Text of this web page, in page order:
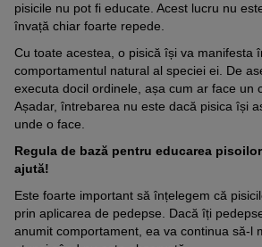
pisicile nu pot fi educate. Acest lucru nu
învață chiar foarte repede.
Cu toate acestea, o pisică își va manifesta
comportamentul natural al speciei ei. De
executa docil ordinele, așa cum ar face un
Așadar, întrebarea nu este dacă pisica își
unde o face.
Regula de bază pentru educarea
ajută!
Este foarte important să înțelegem că
prin aplicarea de pedepse. Dacă îți
anumit comportament, ea va continua să-l